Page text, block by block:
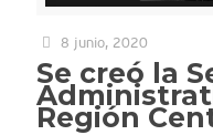
8 junio, 2020
Se creó la
Región